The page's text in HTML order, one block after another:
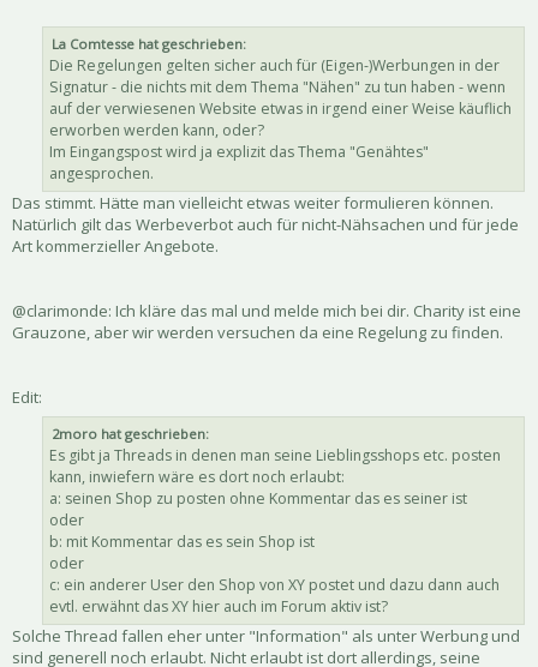
La Comtesse hat geschrieben:
Die Regelungen gelten sicher auch für (Eigen-)Werbungen in der
Signatur - die nichts mit dem Thema "Nähen" zu tun haben - wenn
auf der verwiesenen Website etwas in irgend einer Weise käuflich
erworben werden kann, oder?
Im Eingangspost wird ja explizit das Thema "Genähtes"
angesprochen.
Das stimmt. Hätte man vielleicht etwas weiter formulieren können.
Natürlich gilt das Werbeverbot auch für nicht-Nähsachen und für jede
Art kommerzieller Angebote.
@clarimonde: Ich kläre das mal und melde mich bei dir. Charity ist eine
Grauzone, aber wir werden versuchen da eine Regelung zu finden.
Edit:
2moro hat geschrieben:
Es gibt ja Threads in denen man seine Lieblingsshops etc. posten
kann, inwiefern wäre es dort noch erlaubt:
a: seinen Shop zu posten ohne Kommentar das es seiner ist
oder
b: mit Kommentar das es sein Shop ist
oder
c: ein anderer User den Shop von XY postet und dazu dann auch
evtl. erwähnt das XY hier auch im Forum aktiv ist?
Solche Thread fallen eher unter "Information" als unter Werbung und
sind generell noch erlaubt. Nicht erlaubt ist dort allerdings, seine